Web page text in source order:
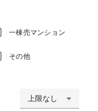
一棟売マンション
その他
上限なし